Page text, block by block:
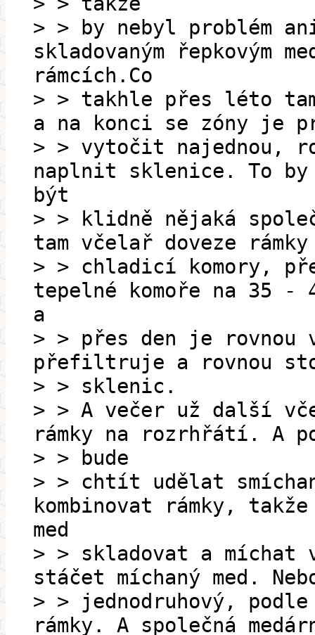
> > by nebyl problém
skladovaným řepkovým
rámcích.Co
> > takhle přes léto tam
a na konci se zóny je
> > vytočit najednou,
naplnit sklenice. To by
být
> > klidně nějaká
tam včelař doveze
> > chladicí komory,
tepelné komoře na 35 -
a
> > přes den je rovnou
přefiltruje a rovnou
> > sklenic.
> > A večer už další
rámky na rozrhřátí. A
> > bude
> > chtít udělat
kombinovat rámky, takže
med
> > skladovat a míchat
stáčet míchaný med.
> > jednodruhový,
rámky. A společná